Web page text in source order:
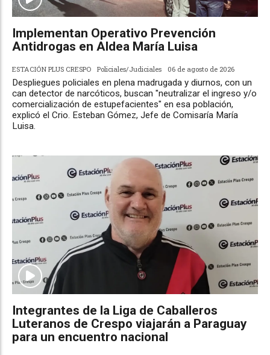
Implementan Operativo Prevención
Antidrogas en Aldea María Luisa
ESTACIÓN PLUS CRESPO Policiales/Judiciales 06 de agosto de 2026
Despliegues policiales en plena madrugada y diurnos, con un
can detector de narcóticos, buscan "neutralizar el ingreso y/o
comercialización de estupefacientes" en esa población,
explicó el Crio. Esteban Gómez, Jefe de Comisaría María
Luisa.
Integrantes de la Liga de Caballeros
Luteranos de Crespo viajarán a Paraguay
para un encuentro nacional